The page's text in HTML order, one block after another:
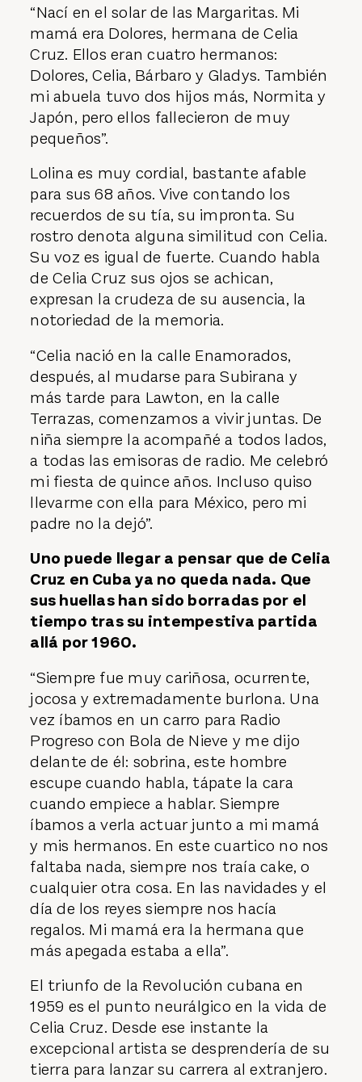
“Nací en el solar de las Margaritas. Mi
mamá era Dolores, hermana de Celia
Cruz. Ellos eran cuatro hermanos:
Dolores, Celia, Bárbaro y Gladys. También
mi abuela tuvo dos hijos más, Normita y
Japón, pero ellos fallecieron de muy
pequeños”.
Lolina es muy cordial, bastante afable
para sus 68 años. Vive contando los
recuerdos de su tía, su impronta. Su
rostro denota alguna similitud con Celia.
Su voz es igual de fuerte. Cuando habla
de Celia Cruz sus ojos se achican,
expresan la crudeza de su ausencia, la
notoriedad de la memoria.
“Celia nació en la calle Enamorados,
después, al mudarse para Subirana y
más tarde para Lawton, en la calle
Terrazas, comenzamos a vivir juntas. De
niña siempre la acompañé a todos lados,
a todas las emisoras de radio. Me celebró
mi fiesta de quince años. Incluso quiso
llevarme con ella para México, pero mi
padre no la dejó”.
Uno puede llegar a pensar que de Celia
Cruz en Cuba ya no queda nada. Que
sus huellas han sido borradas por el
tiempo tras su intempestiva partida
allá por 1960.
“Siempre fue muy cariñosa, ocurrente,
jocosa y extremadamente burlona. Una
vez íbamos en un carro para Radio
Progreso con Bola de Nieve y me dijo
delante de él: sobrina, este hombre
escupe cuando habla, tápate la cara
cuando empiece a hablar. Siempre
íbamos a verla actuar junto a mi mamá
y mis hermanos. En este cuartico no nos
faltaba nada, siempre nos traía cake, o
cualquier otra cosa. En las navidades y el
día de los reyes siempre nos hacía
regalos. Mi mamá era la hermana que
más apegada estaba a ella”.
El triunfo de la Revolución cubana en
1959 es el punto neurálgico en la vida de
Celia Cruz. Desde ese instante la
excepcional artista se desprendería de su
tierra para lanzar su carrera al extranjero.